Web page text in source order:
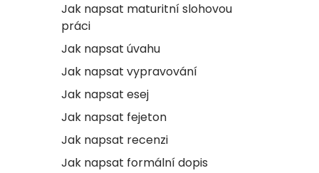
Jak napsat maturitní slohovou
práci
Jak napsat úvahu
Jak napsat vypravování
Jak napsat esej
Jak napsat fejeton
Jak napsat recenzi
Jak napsat formální dopis